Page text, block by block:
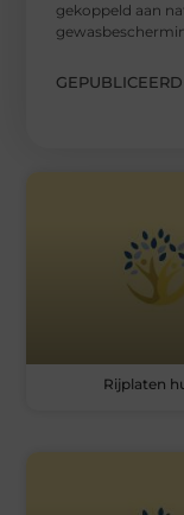
gekoppeld aan
Rijplaten